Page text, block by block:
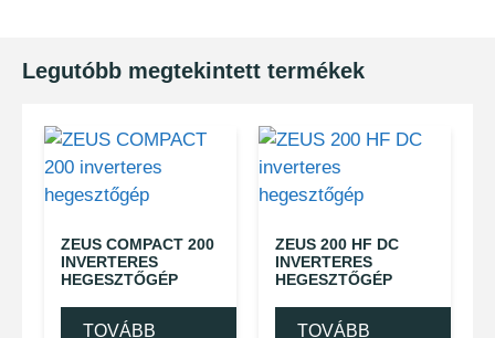
Legutóbb megtekintett termékek
ZEUS COMPACT 200
INVERTERES
HEGESZTŐGÉP
TOVÁBB
ZEUS 200 HF DC
INVERTERES
HEGESZTŐGÉP
TOVÁBB